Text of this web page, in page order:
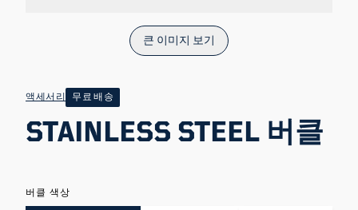
큰 이미지 보기
액세서리 무료 배송
STAINLESS STEEL 버클
버클 색상